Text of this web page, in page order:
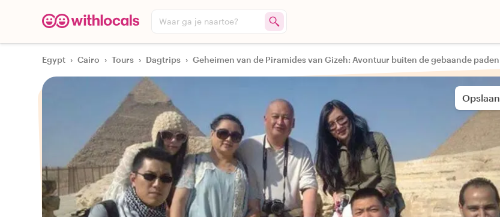
Waar ga je naartoe?
Egypt › Cairo › Tours › Dagtrips › Geheimen van de Piramides van Gizeh: Avontuur buiten de gebaande paden
Opslaan